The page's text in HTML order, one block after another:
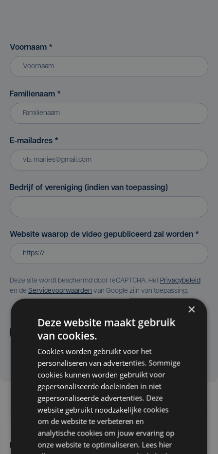
Voornaam *
Familienaam *
E-mailadres *
Bedrijf of vereniging (indien van toepassing)
Website waarop de video gepubliceerd zal worden *
Deze site wordt beschermd door reCAPTCHA. Het Privacybeleid
en de Servicevoorwaarden van Google zijn van toepassing.
Aanvragen
Maak zelf het nieuws
×
Deze website maakt gebruik
van cookies.
Cookies worden gebruikt voor het
personaliseren van advertenties. Sommige
cookies kunnen worden gebruikt voor
gepersonaliseerde doeleinden in niet
gepersonaliseerde advertenties. Deze
website gebruikt noodzakelijke cookies
om de website te verbeteren en
analytische cookies om jouw ervaring op
onze website te optimaliseren. Lees hier